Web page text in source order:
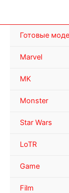
Готовые
Marvel
MK
Monster
Star Wars
LoTR
Game
Film